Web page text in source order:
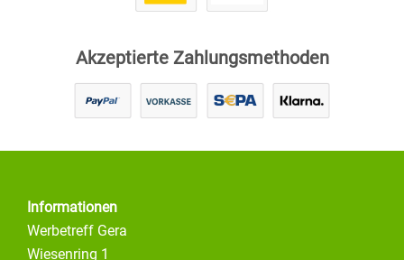
Akzeptierte Zahlungsmethoden
Informationen
Werbetreff Gera
Wiesenring 1